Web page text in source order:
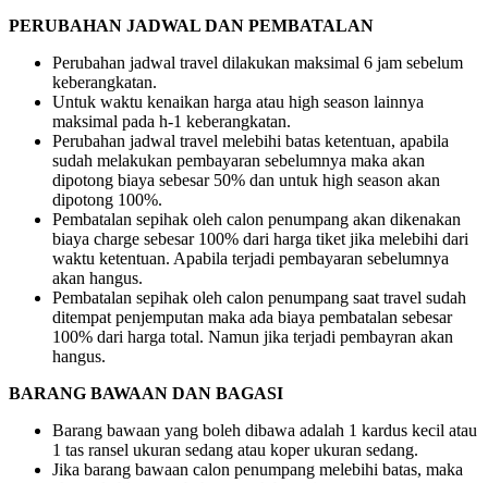
PERUBAHAN JADWAL DAN PEMBATALAN
Perubahan jadwal travel dilakukan maksimal 6 jam sebelum
keberangkatan.
Untuk waktu kenaikan harga atau high season lainnya
maksimal pada h-1 keberangkatan.
Perubahan jadwal travel melebihi batas ketentuan, apabila
sudah melakukan pembayaran sebelumnya maka akan
dipotong biaya sebesar 50% dan untuk high season akan
dipotong 100%.
Pembatalan sepihak oleh calon penumpang akan dikenakan
biaya charge sebesar 100% dari harga tiket jika melebihi dari
waktu ketentuan. Apabila terjadi pembayaran sebelumnya
akan hangus.
Pembatalan sepihak oleh calon penumpang saat travel sudah
ditempat penjemputan maka ada biaya pembatalan sebesar
100% dari harga total. Namun jika terjadi pembayran akan
hangus.
BARANG BAWAAN DAN BAGASI
Barang bawaan yang boleh dibawa adalah 1 kardus kecil atau
1 tas ransel ukuran sedang atau koper ukuran sedang.
Jika barang bawaan calon penumpang melebihi batas, maka